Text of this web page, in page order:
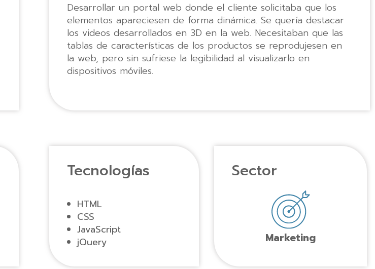
Desarrollar un portal web donde el cliente solicitaba que los
elementos apareciesen de forma dinámica. Se quería destacar
los videos desarrollados en 3D en la web. Necesitaban que las
tablas de características de los productos se reprodujesen en
la web, pero sin sufriese la legibilidad al visualizarlo en
dispositivos móviles.
Tecnologías
HTML
CSS
JavaScript
jQuery
Sector
Marketing